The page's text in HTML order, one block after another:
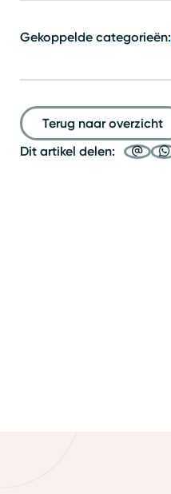
Gekoppelde categorieën:
Terug naar overzicht
Dit artikel delen: